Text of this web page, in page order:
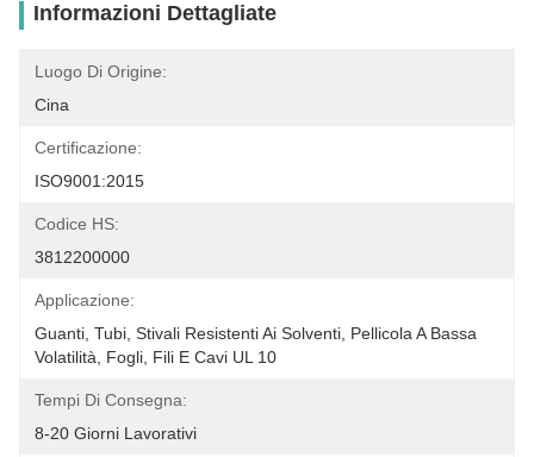
Informazioni Dettagliate
Luogo Di Origine:
Cina
Certificazione:
ISO9001:2015
Codice HS:
3812200000
Applicazione:
Guanti, Tubi, Stivali Resistenti Ai Solventi, Pellicola A Bassa
Volatilità, Fogli, Fili E Cavi UL 10
Tempi Di Consegna:
8-20 Giorni Lavorativi